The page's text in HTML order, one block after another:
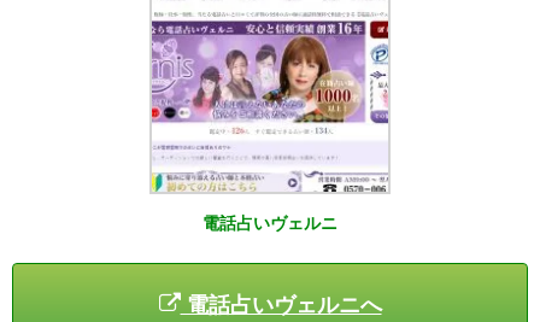
電話占いヴェルニ
電話占いヴェルニへ